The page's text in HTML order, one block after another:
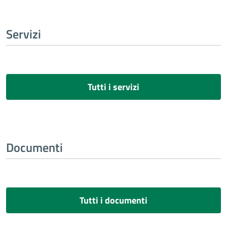
Servizi
Tutti i servizi
Documenti
Tutti i documenti